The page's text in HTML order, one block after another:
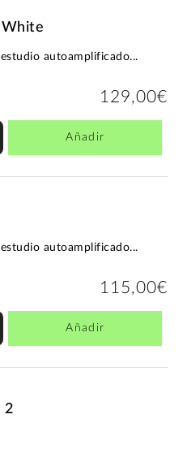
autoamplificado...
129,00€
Añadir
autoamplificado...
115,00€
Añadir
2